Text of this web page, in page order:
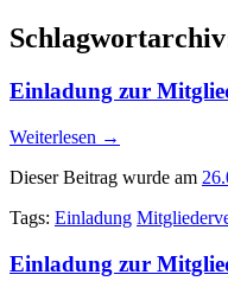
Einladung zur
Weiterlesen →
Dieser Beitrag wurde am
Tags: Einladung
Einladung zur